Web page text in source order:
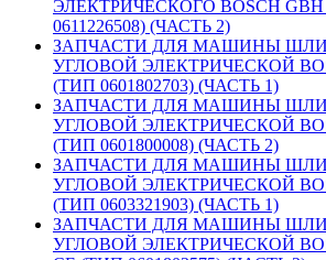
ЭЛЕКТРИЧЕСКОГО BOSCH GBH
0611226508) (ЧАСТЬ 2)
ЗАПЧАСТИ ДЛЯ МАШИНЫ
УГЛОВОЙ ЭЛЕКТРИЧЕСКОЙ
(ТИП 0601802703) (ЧАСТЬ 1)
ЗАПЧАСТИ ДЛЯ МАШИНЫ
УГЛОВОЙ ЭЛЕКТРИЧЕСКОЙ
(ТИП 0601800008) (ЧАСТЬ 2)
ЗАПЧАСТИ ДЛЯ МАШИНЫ
УГЛОВОЙ ЭЛЕКТРИЧЕСКОЙ
(ТИП 0603321903) (ЧАСТЬ 1)
ЗАПЧАСТИ ДЛЯ МАШИНЫ
УГЛОВОЙ ЭЛЕКТРИЧЕСКОЙ